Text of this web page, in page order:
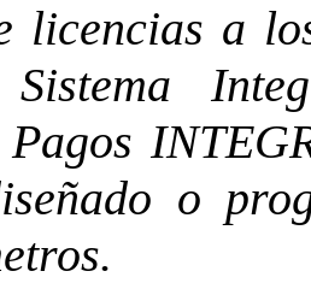
licencias a
o